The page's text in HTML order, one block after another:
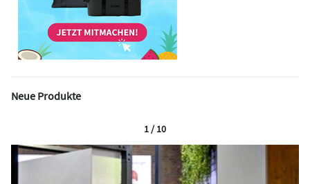
Neue Produkte
1 / 10